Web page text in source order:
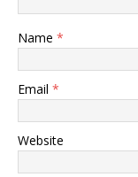
Name *
Email *
Website